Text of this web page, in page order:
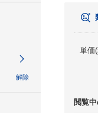
解除
単価
閲覧